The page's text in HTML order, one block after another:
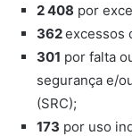
2 408 por
362excessos
301 por falta
segurança e/
(SRC);
173 por uso